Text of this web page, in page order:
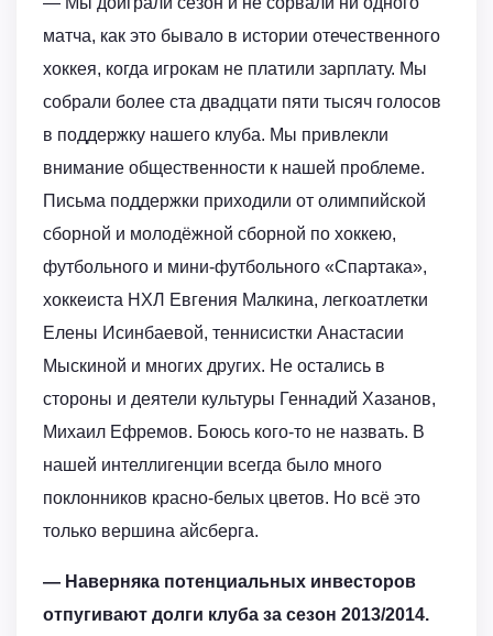
матча, как это бывало в истории отечественного
хоккея, когда игрокам не платили зарплату. Мы
собрали более ста двадцати пяти тысяч голосов
в поддержку нашего клуба. Мы привлекли
внимание общественности к нашей проблеме.
Письма поддержки приходили от олимпийской
сборной и молодёжной сборной по хоккею,
футбольного и мини-футбольного «Спартака»,
хоккеиста НХЛ Евгения Малкина, легкоатлетки
Елены Исинбаевой, теннисистки Анастасии
Мыскиной и многих других. Не остались в
стороны и деятели культуры Геннадий Хазанов,
Михаил Ефремов. Боюсь кого-то не назвать. В
нашей интеллигенции всегда было много
поклонников красно-белых цветов. Но всё это
только вершина айсберга.
— Наверняка потенциальных инвесторов
отпугивают долги клуба за сезон 2013/2014.